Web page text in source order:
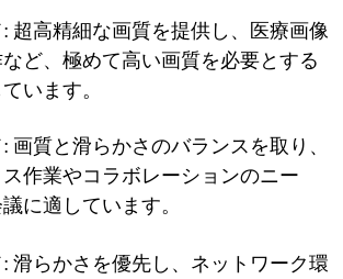
超高精細な画質を提供し、医療画像
ど、極めて高い画質を必要とする
います。
画質と滑らかさのバランスを取り、
作業やコラボレーションのニー
に適しています。
滑らかさを優先し、ネットワーク環